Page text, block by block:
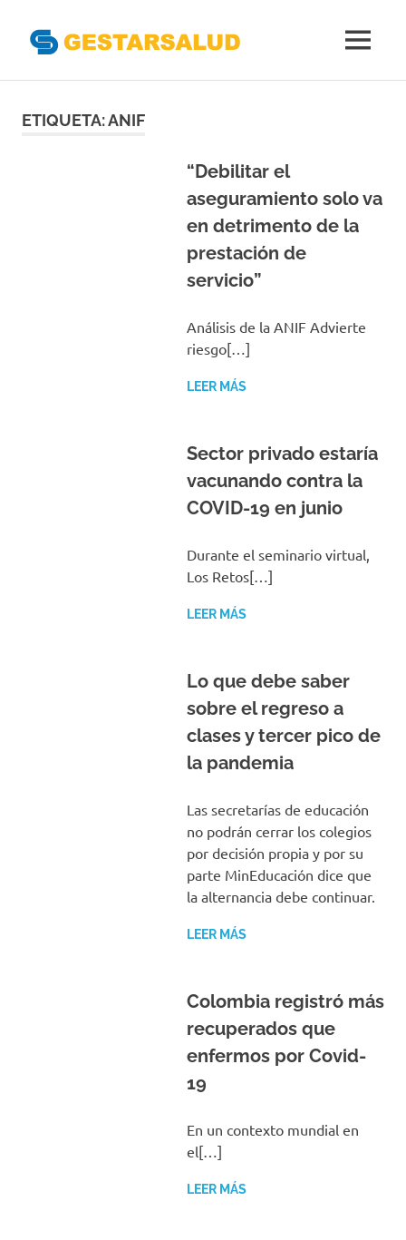
Gestoras
MENÚ
ETIQUETA:ANIF
“Debilitar el
aseguramiento solo va
en detrimento de la
prestación de
servicio”
Análisis de la ANIF Advierte
riesgo[…]
LEER MÁS
Sector privado estaría
vacunando contra la
COVID-19 en junio
Durante el seminario virtual,
Los Retos[…]
LEER MÁS
Lo que debe saber
sobre el regreso a
clases y tercer pico de
la pandemia
Las secretarías de educación
no podrán cerrar los colegios
por decisión propia y por su
parte MinEducación dice que
la alternancia debe continuar.
LEER MÁS
Colombia registró más
recuperados que
enfermos por Covid-
19
En un contexto mundial en
el[…]
LEER MÁS